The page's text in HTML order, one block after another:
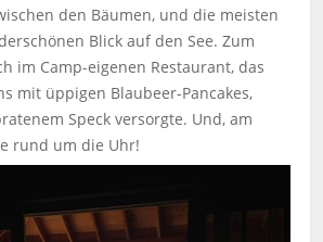
den Bäumen, und die meisten
Blick auf den See. Zum
im Camp-eigenen Restaurant, das
mit üppigen Blaubeer-Pancakes,
Speck versorgte. Und, am
rund um die Uhr!